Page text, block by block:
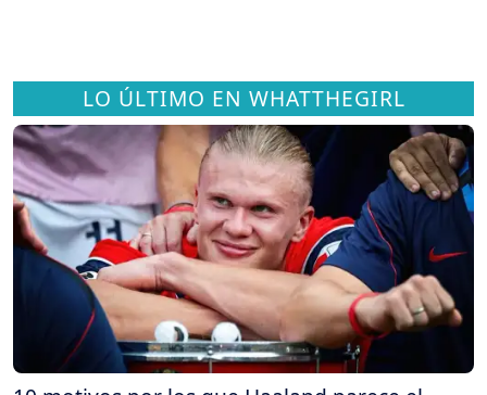
LO ÚLTIMO EN WHATTHEGIRL